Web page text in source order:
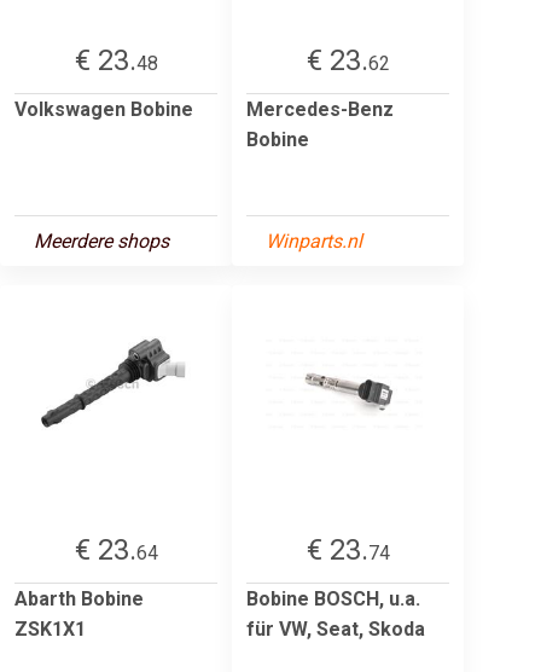
€ 23.48
Volkswagen Bobine
Meerdere shops
€ 23.62
Mercedes-Benz
Bobine
Winparts.nl
€ 23.64
Abarth Bobine
ZSK1X1
€ 23.74
Bobine BOSCH, u.a.
für VW, Seat, Skoda